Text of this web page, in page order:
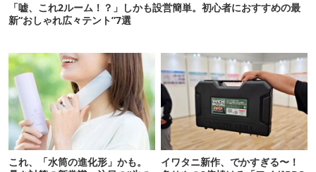
「嘘、これ2ルーム！？」しかも設営簡単。初心者におすすめの最
新“おしゃれ広々テント”7選
これ、「水筒の進化形」かも。
イワタニ新作、でかすぎる〜！